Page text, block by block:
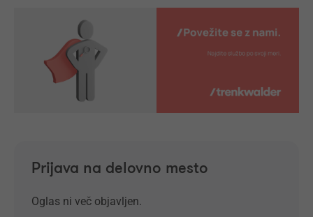
Prijava na delovno mesto
Oglas ni več objavljen.